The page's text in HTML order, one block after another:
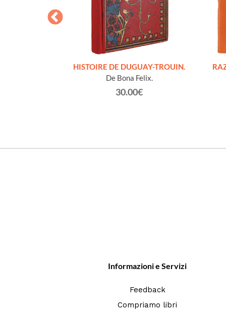
HISTOIRE DE DUGUAY-TROUIN.
De Bona Felix.
30.00€
Informazioni e Servizi
Feedback
Compriamo libri